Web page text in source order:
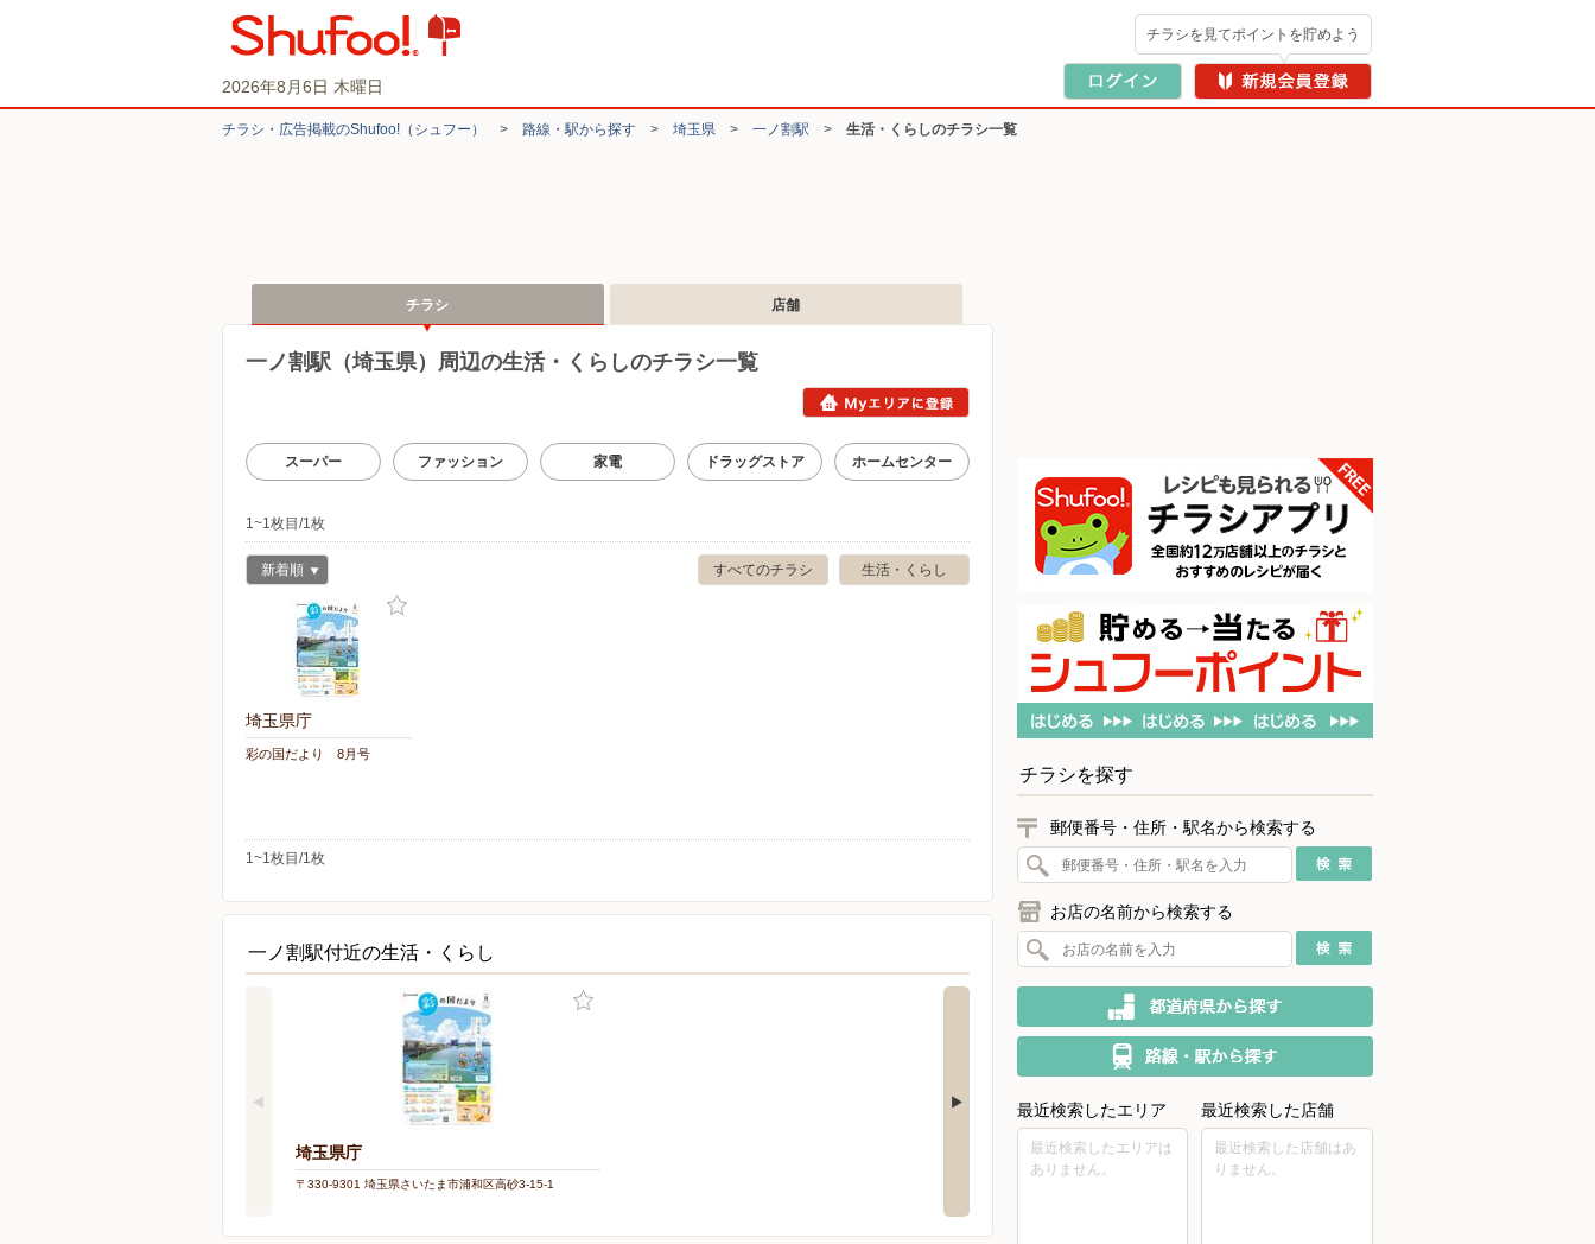
2026年8月6日 木曜日
チラシを見てポイントを貯めよう
チラシ・​広告掲載の​Shufoo!​（シュフー） > 路線・駅から探す > 埼玉県 > 一ノ割駅 > 生活・くらしのチラシ一覧
チラシ 店舗
一ノ割駅（埼玉県）周辺の生活・くらしのチラシ一覧
スーパー ファッション 家電 ドラッグストア ホームセンター
1~1枚目/1枚
生活・くらし
すべてのチラシ
新着順
埼玉県庁
彩の国だより 8月号
1~1枚目/1枚
一ノ割駅付近の生活・くらし
埼玉県庁
〒330-9301 埼玉県さいたま市浦和区高砂3-15-1
チラシを探す
郵便番号・住所・駅名から検索する
お店の名前から検索する
最近検索したエリア
最近検索したエリアは
ありません。
最近検索した店舗
最近検索した店舗はあ
りません。